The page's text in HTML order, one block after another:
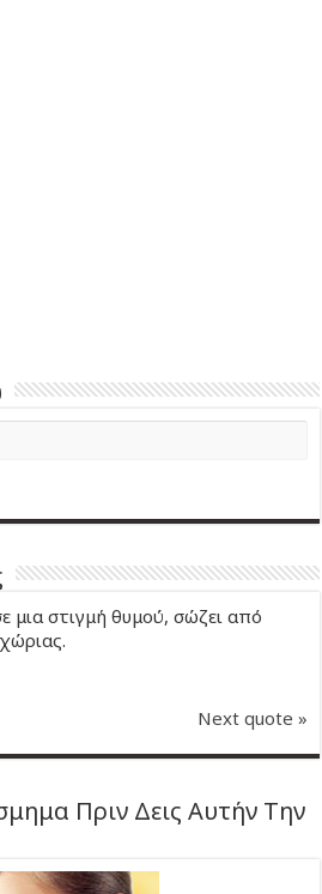
μια στιγμή θυμού, σώζει από
Next quote »
Πριν Δεις Αυτήν Την